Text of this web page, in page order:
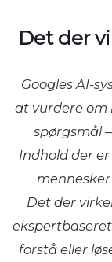
Det der
Googles AI-
at vurdere om
spørgsmål
Indhold der
Det der
forstå eller